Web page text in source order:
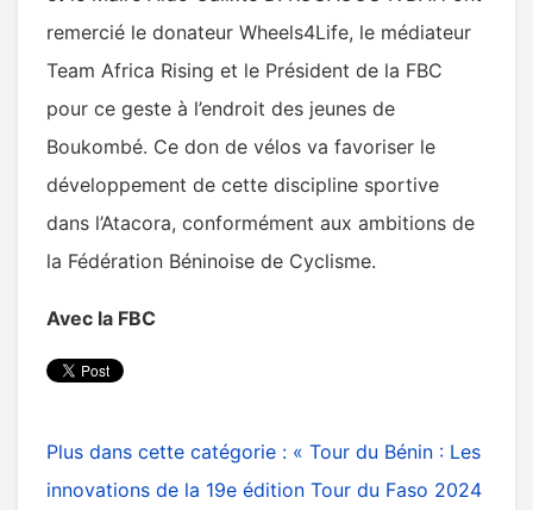
remercié le donateur Wheels4Life, le médiateur
Team Africa Rising et le Président de la FBC
pour ce geste à l’endroit des jeunes de
Boukombé. Ce don de vélos va favoriser le
développement de cette discipline sportive
dans l’Atacora, conformément aux ambitions de
la Fédération Béninoise de Cyclisme.
Avec la FBC
Plus dans cette catégorie : « Tour du Bénin : Les
innovations de la 19e édition Tour du Faso 2024